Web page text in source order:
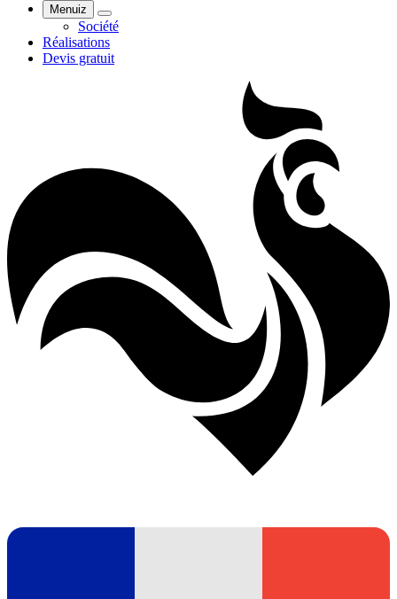
Menuiz
Société
Réalisations
Devis gratuit